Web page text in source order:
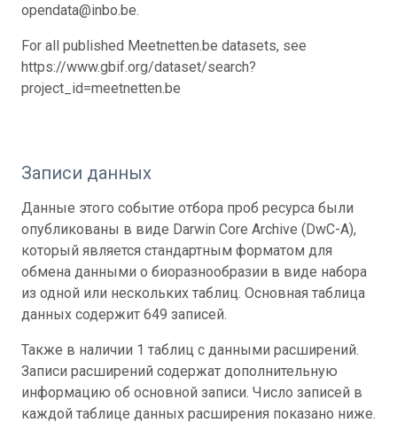
opendata@inbo.be.
For all published Meetnetten.be datasets, see
https://www.gbif.org/dataset/search?
project_id=meetnetten.be
Записи данных
Данные этого событие отбора проб ресурса были
опубликованы в виде Darwin Core Archive (DwC-A),
который является стандартным форматом для
обмена данными о биоразнообразии в виде набора
из одной или нескольких таблиц. Основная таблица
данных содержит 649 записей.
Также в наличии 1 таблиц с данными расширений.
Записи расширений содержат дополнительную
информацию об основной записи. Число записей в
каждой таблице данных расширения показано ниже.